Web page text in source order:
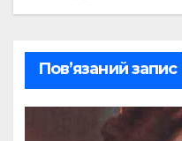
Пов’язаний запис